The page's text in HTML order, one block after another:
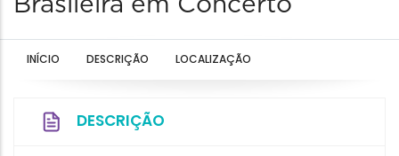
Brasileira em Concerto
INÍCIO DESCRIÇÃO LOCALIZAÇÃO
DESCRIÇÃO